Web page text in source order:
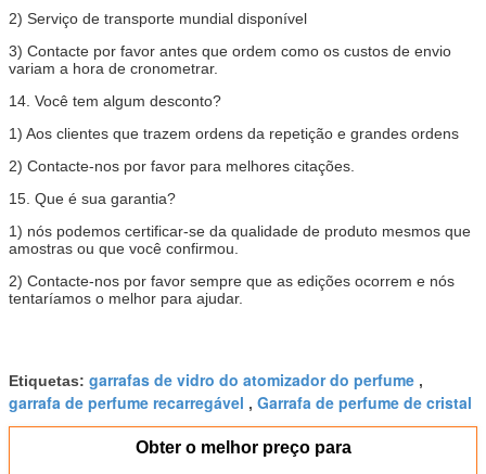
2) Serviço de transporte mundial disponível
3) Contacte por favor antes que ordem como os custos de envio
variam a hora de cronometrar.
14. Você tem algum desconto?
1) Aos clientes que trazem ordens da repetição e grandes ordens
2) Contacte-nos por favor para melhores citações.
15. Que é sua garantia?
1) nós podemos certificar-se da qualidade de produto mesmos que
amostras ou que você confirmou.
2) Contacte-nos por favor sempre que as edições ocorrem e nós
tentaríamos o melhor para ajudar.
Etiquetas: garrafas de vidro do atomizador do perfume ,
garrafa de perfume recarregável , Garrafa de perfume de cristal
Obter o melhor preço para